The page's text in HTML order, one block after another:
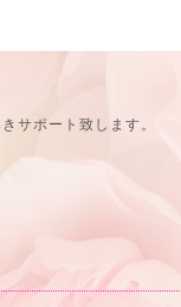
サポート致します。